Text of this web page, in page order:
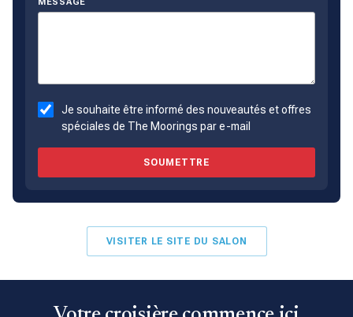
Je souhaite être informé des nouveautés et offres
spéciales de The Moorings par e-mail
SOUMETTRE
VISITER LE SITE DU SALON